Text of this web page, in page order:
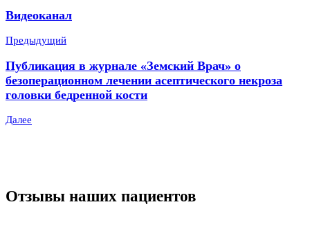
Видеоканал
Предыдущий
Публикация в журнале «Земский Врач» о
безоперационном лечении асептического некроза
головки бедренной кости
Далее
Отзывы наших пациентов